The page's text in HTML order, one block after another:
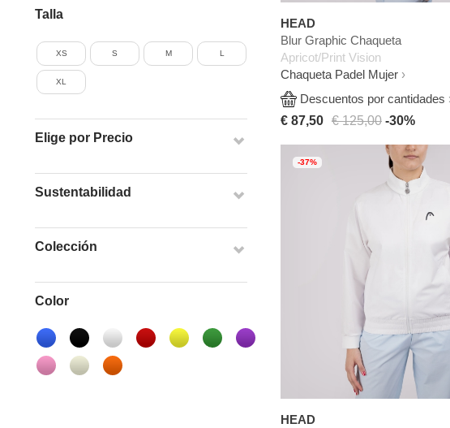
Talla
XS S M L
XL
Elige por Precio
Sustentabilidad
Colección
Color
HEAD
Blur Graphic Chaqueta
Apricot/Print Vision
Chaqueta Padel Mujer
Descuentos por cantidades
€ 87,50 € 125,00 -30%
-37%
HEAD